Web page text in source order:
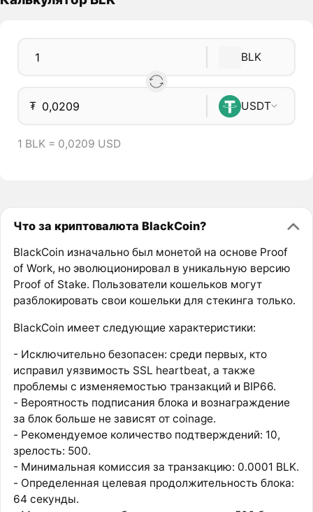
BLK
₮ USDT
1 BLK = 0,0209 USD
Что за криптовалюта BlackCoin?
BlackCoin изначально был монетой на основе Proof
of Work, но эволюционировал в уникальную версию
Proof of Stake. Пользователи кошельков могут
разблокировать свои кошельки для стекинга только.
BlackCoin имеет следующие характеристики:
- Исключительно безопасен: среди первых, кто
исправил уязвимость SSL heartbeat, а также
проблемы с изменяемостью транзакций и BIP66.
- Вероятность подписания блока и вознаграждение
за блок больше не зависят от coinage.
- Рекомендуемое количество подтверждений: 10,
зрелость: 500.
- Минимальная комиссия за транзакцию: 0.0001 BLK.
- Определенная целевая продолжительность блока:
64 секунды.